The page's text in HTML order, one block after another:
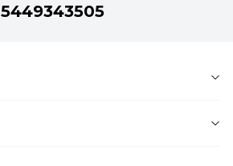
5449343505